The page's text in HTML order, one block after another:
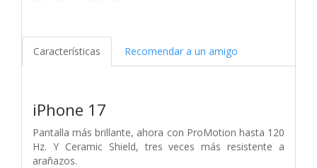
Características Recomendar a un amigo
iPhone 17
Pantalla más brillante, ahora con ProMotion hasta 120
Hz. Y Ceramic Shield, tres veces más resistente a
arañazos.